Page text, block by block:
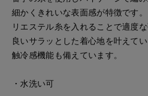
細かくきれいな表面感が特徴です
リエステル糸を入れることで適度
良いサラッとした着心地を叶えて
触冷感機能も備えています。
・水洗い可